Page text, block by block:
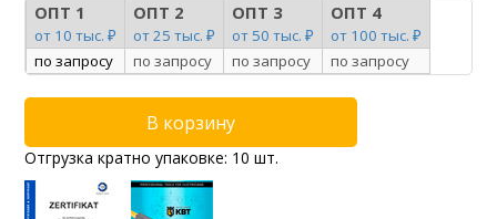
ОПТ 1
от 10 тыс. ₽
ОПТ 2
от 25 тыс. ₽
ОПТ 3
от 50 тыс. ₽
ОПТ 4
от 100 тыс. ₽
по запросу
по запросу по запросу по запросу
Отгрузка кратно упаковке: 10 шт.